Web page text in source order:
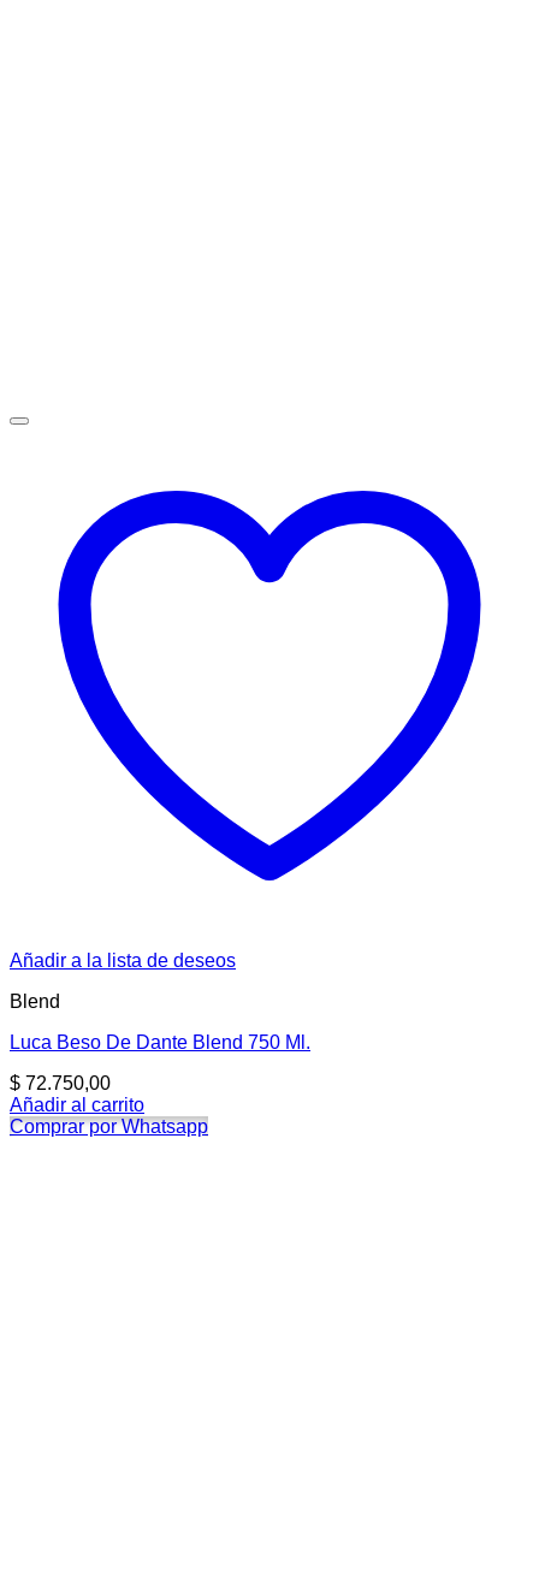
Añadir a la lista de deseos
Blend
Luca Beso De Dante Blend 750 Ml.
$ 72.750,00
Añadir al carrito
Comprar por Whatsapp